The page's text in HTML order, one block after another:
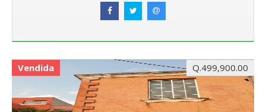
Vendida Q.499,900.00